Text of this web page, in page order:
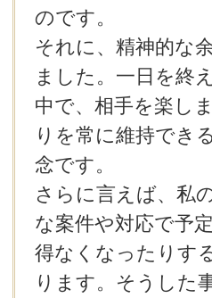
のです。
それに、精神的な
ました。一日を終
中で、相手を楽し
りを常に維持でき
念です。
さらに言えば、私
な案件や対応で予
得なくなったりす
ります。そうした